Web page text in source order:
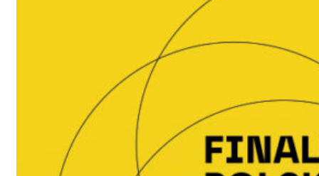
Dla mediów
Zostań partnerem
ON RECORD
Kontakt
PL